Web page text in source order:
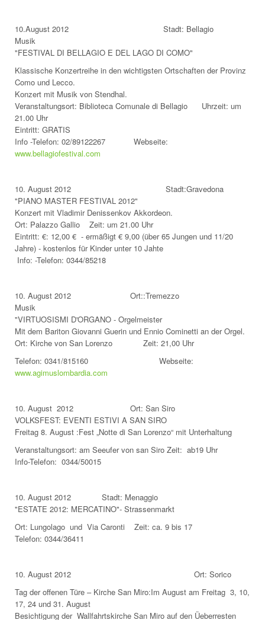
10.August 2012 Stadt: Bellagio
Musik
"FESTIVAL DI BELLAGIO E DEL LAGO DI COMO"
Klassische Konzertreihe in den wichtigsten Ortschaften der Provinz
Como und Lecco.
Konzert mit Musik von Stendhal.
Veranstaltungsort: Biblioteca Comunale di Bellagio Uhrzeit: um
21.00 Uhr
Eintritt: GRATIS
Info -Telefon: 02/89122267 Webseite:
www.bellagiofestival.com
10. August 2012 Stadt:Gravedona
"PIANO MASTER FESTIVAL 2012"
Konzert mit Vladimir Denissenkov Akkordeon.
Ort: Palazzo Gallio Zeit: um 21.00 Uhr
Eintritt: €: 12,00 € - ermäßigt € 9,00 (über 65 Jungen und 11/20
Jahre) - kostenlos für Kinder unter 10 Jahte
Info: -Telefon: 0344/85218
10. August 2012 Ort::Tremezzo
Musik
"VIRTUOSISMI D'ORGANO - Orgelmeister
Mit dem Bariton Giovanni Guerin und Ennio Cominetti an der Orgel.
Ort: Kirche von San Lorenzo Zeit: 21,00 Uhr
Telefon: 0341/815160 Webseite:
www.agimuslombardia.com
10. August 2012 Ort: San Siro
VOLKSFEST: EVENTI ESTIVI A SAN SIRO
Freitag 8. August :Fest „Notte di San Lorenzo“ mit Unterhaltung
Veranstaltungsort: am Seeufer von san Siro Zeit: ab19 Uhr
Info-Telefon: 0344/50015
10. August 2012 Stadt: Menaggio
"ESTATE 2012: MERCATINO"- Strassenmarkt
Ort: Lungolago und Via Caronti Zeit: ca. 9 bis 17
Telefon: 0344/36411
10. August 2012 Ort: Sorico
Tag der offenen Türe – Kirche San Miro:Im August am Freitag 3, 10,
17, 24 und 31. August
Besichtigung der Wallfahrtskirche San Miro auf den Üeberresten